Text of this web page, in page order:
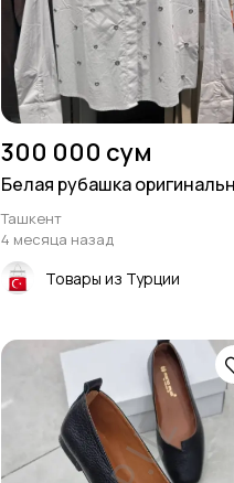
300 000 сум
Белая рубашка
Ташкент
4 месяца назад
Товары из Турции